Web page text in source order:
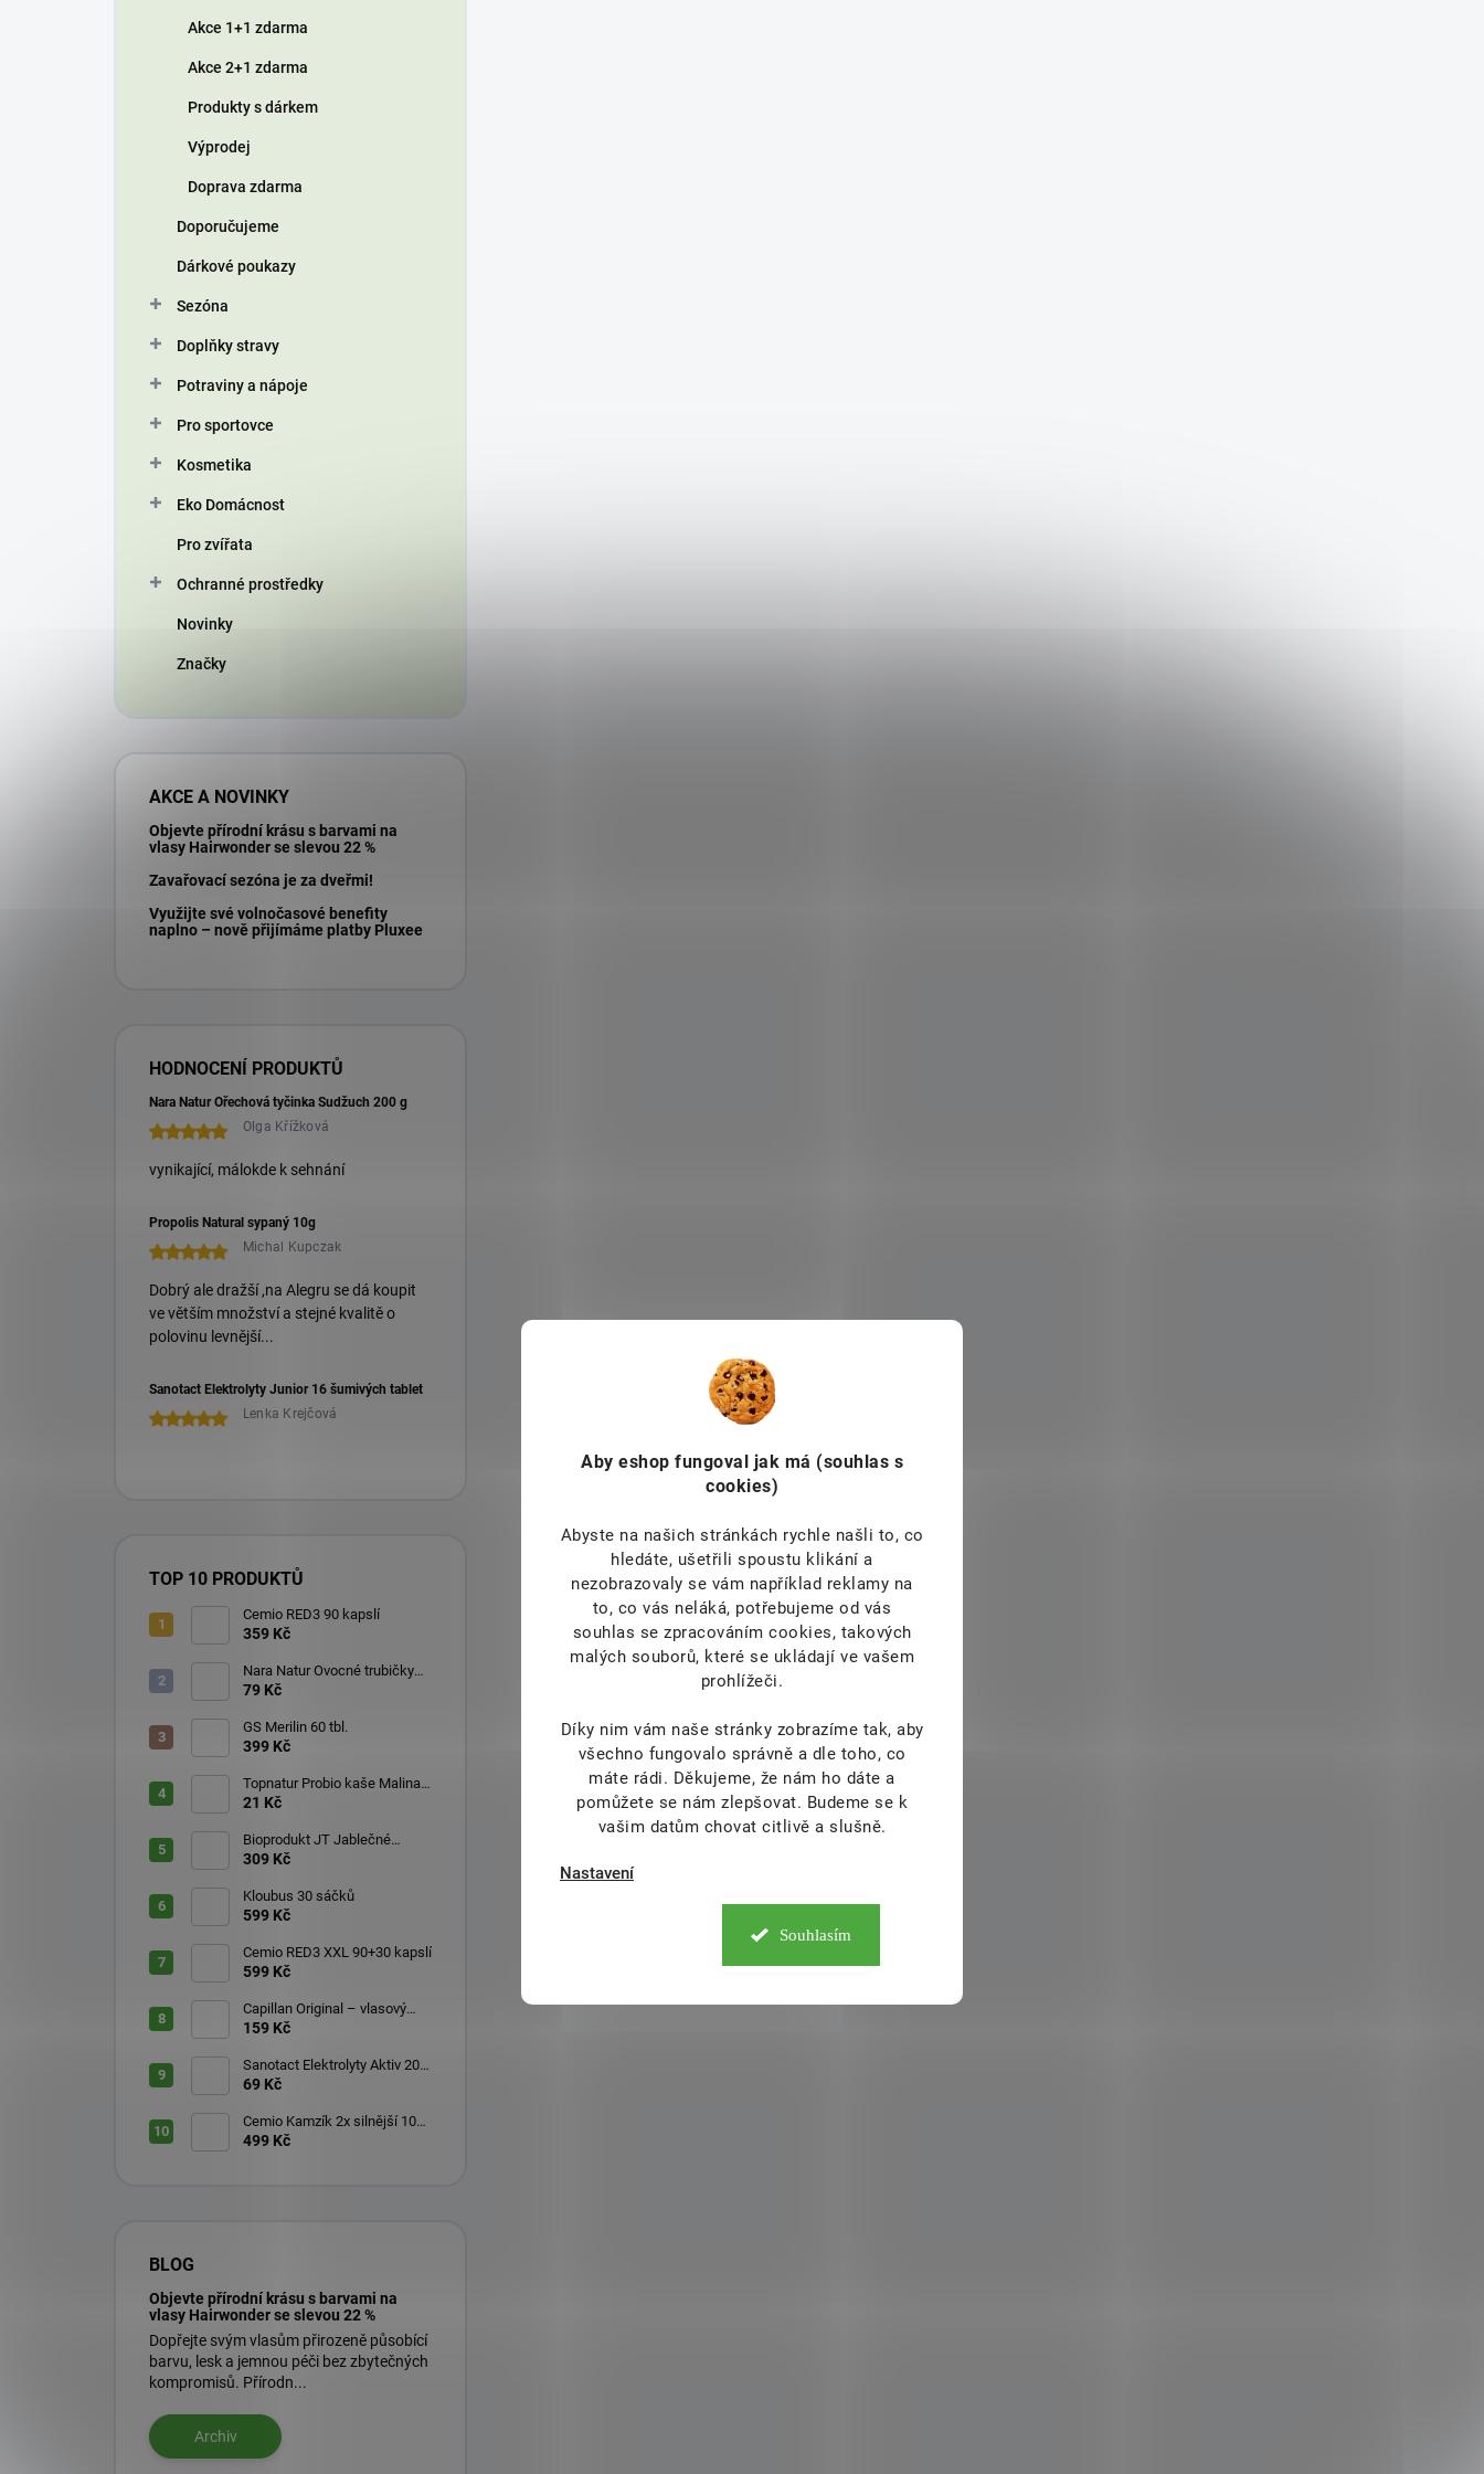
Aby eshop fungoval jak má (souhlas s
cookies)
Abyste na našich stránkách rychle našli to, co
hledáte, ušetřili spoustu klikání a
nezobrazovaly se vám například reklamy na
to, co vás neláká, potřebujeme od vás
souhlas se zpracováním cookies, takových
malých souborů, které se ukládají ve vašem
prohlížeči.
Díky nim vám naše stránky zobrazíme tak, aby
všechno fungovalo správně a dle toho, co
máte rádi. Děkujeme, že nám ho dáte a
pomůžete se nám zlepšovat. Budeme se k
vašim datům chovat citlivě a slušně.
Nastavení
Souhlasím
Akce 1+1 zdarma
Akce 2+1 zdarma
Produkty s dárkem
Výprodej
Doprava zdarma
Doporučujeme
Dárkové poukazy
Sezóna
Doplňky stravy
Potraviny a nápoje
Pro sportovce
Kosmetika
Eko Domácnost
Pro zvířata
Ochranné prostředky
Novinky
Značky
AKCE A NOVINKY
Objevte přírodní krásu s barvami na
vlasy Hairwonder se slevou 22 %
Zavařovací sezóna je za dveřmi!
Využijte své volnočasové benefity
naplno – nově přijímáme platby Pluxee
HODNOCENÍ PRODUKTŮ
Nara Natur Ořechová tyčinka Sudžuch 200 g
Olga Křížková
vynikající, málokde k sehnání
Propolis Natural sypaný 10g
Michal Kupczak
Dobrý ale dražší ,na Alegru se dá koupit
ve větším množství a stejné kvalitě o
polovinu levnější...
Sanotact Elektrolyty Junior 16 šumivých tablet
Lenka Krejčová
TOP 10 PRODUKTŮ
Cemio RED3 90 kapslí
359 Kč
Nara Natur Ovocné trubičky
Lavaš 140 g
79 Kč
GS Merilin 60 tbl.
399 Kč
Topnatur Probio kaše Malina
60 g
21 Kč
Bioprodukt JT Jablečné
trubičky 43 ks (540 g)
309 Kč
Kloubus 30 sáčků
599 Kč
Cemio RED3 XXL 90+30 kapslí
599 Kč
Capillan Original – vlasový
aktivátor 200 ml
159 Kč
Sanotact Elektrolyty Aktiv 20
šumivých tablet
69 Kč
Cemio Kamzík 2x silnější 100
kapslí + 50 kapslí
499 Kč
BLOG
Objevte přírodní krásu s barvami na
vlasy Hairwonder se slevou 22 %
Dopřejte svým vlasům přirozeně působící
barvu, lesk a jemnou péči bez zbytečných
kompromisů. Přírodn...
Archiv